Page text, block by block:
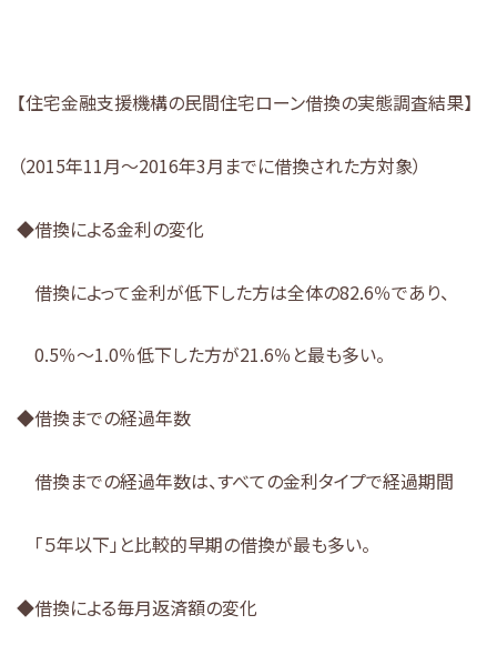
【住宅金融支援機構の民間住宅ローン借換の実態調査結果】
（2015年11月～2016年3月までに借換された方対象）
◆借換による金利の変化
借換によって金利が低下した方は全体の82.6％であり、
0.5％～1.0％低下した方が21.6％と最も多い。
◆借換までの経過年数
借換までの経過年数は、すべての金利タイプで経過期間
「５年以下」と比較的早期の借換が最も多い。
◆借換による毎月返済額の変化